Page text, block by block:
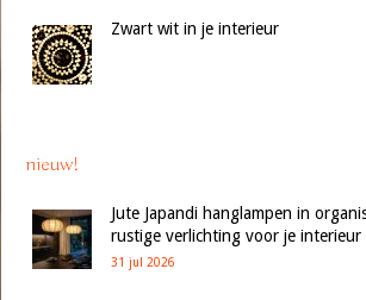
Zwart wit in je interieur
nieuw!
Jute Japandi hanglampen in
rustige verlichting voor je interieur
31 jul 2026